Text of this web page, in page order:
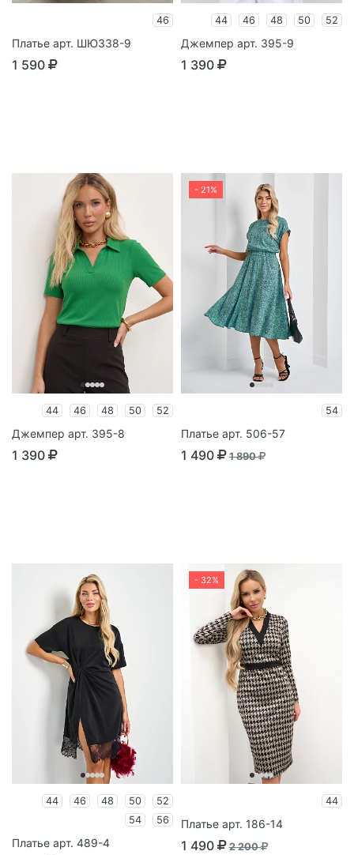
46
Платье арт. ШЮ338-9
1 590
44 46 48 50 52
Джемпер арт. 395-9
1 390
44 46 48 50 52
Джемпер арт. 395-8
1 390
- 21%
54
Платье арт. 506-57
1 490 1 890
44 46 48 50
52
54
56
Платье арт. 489-4
- 32%
44
Платье арт. 186-14
1 490 2 200